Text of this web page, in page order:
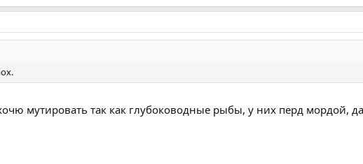
мутировать так как глубоководные рыбы, у них перд мордой,